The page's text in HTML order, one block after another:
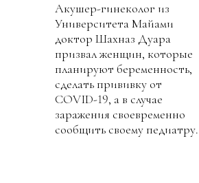
Акушер-гинеколог из
Университета Майами
доктор Шахназ Дуара
призвал женщин, которые
планируют беременность,
сделать прививку от
COVID-19, а в случае
заражения своевременно
сообщить своему педиатру.